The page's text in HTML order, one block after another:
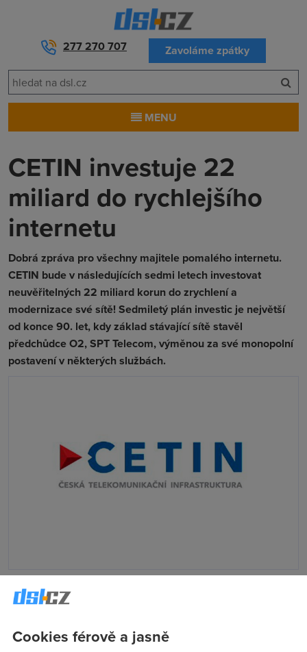
277 270 707 Zavoláme zpátky
MENU
CETIN investuje 22
miliard do rychlejšího
internetu
Dobrá zpráva pro všechny majitele pomalého internetu.
CETIN bude v následujících sedmi letech investovat
neuvěřitelných 22 miliard korun do zrychlení a
modernizace své sítě! Sedmiletý plán investic je největší
od konce 90. let, kdy základ stávající sítě stavěl
předchůdce O2, SPT Telecom, výměnou za své monopolní
postavení v některých službách.
Už v září
O2) oznámil velkou výstavbu a modernizaci sítí nové
následujících sedmi letech chce do modernizace
Cookies férově a jasně